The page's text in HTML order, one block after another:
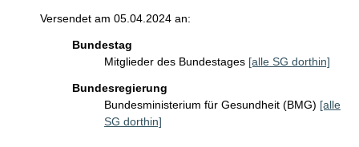
Versendet am 05.04.2024 an:
Bundestag
Mitglieder des Bundestages [alle SG dorthin]
Bundesregierung
Bundesministerium für Gesundheit (BMG) [alle
SG dorthin]